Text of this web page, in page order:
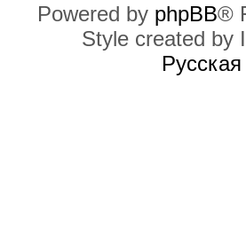
Powered by phpBB®
Style created by